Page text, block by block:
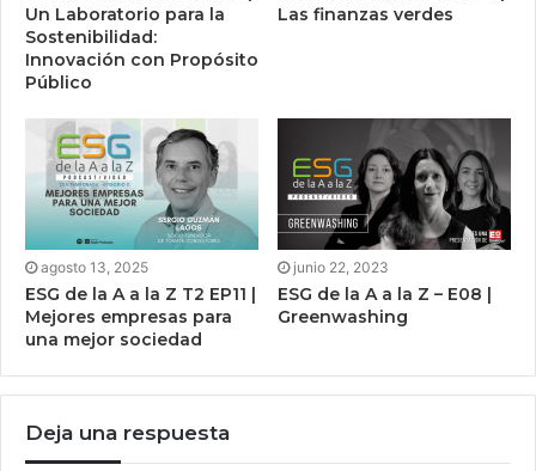
Un Laboratorio para la
Sostenibilidad:
Innovación con Propósito
Público
Las finanzas verdes
agosto 13, 2025
ESG de la A a la Z T2 EP11 |
Mejores empresas para
una mejor sociedad
junio 22, 2023
ESG de la A a la Z – E08 |
Greenwashing
Deja una respuesta